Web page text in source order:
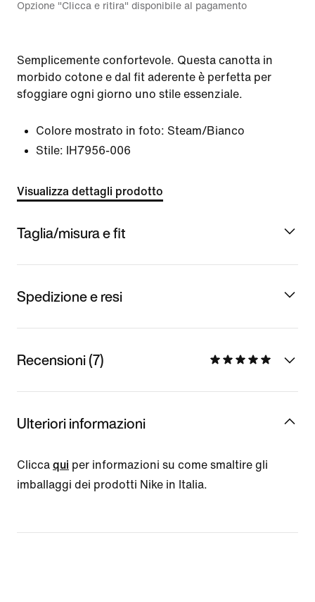
Opzione "Clicca e ritira" disponibile al pagamento
Semplicemente confortevole. Questa canotta in
morbido cotone e dal fit aderente è perfetta per
sfoggiare ogni giorno uno stile essenziale.
Colore mostrato in foto: Steam/Bianco
Stile:
IH7956-006
Visualizza dettagli prodotto
Taglia/misura e fit
Spedizione e resi
Recensioni (7)
Ulteriori informazioni
Clicca qui per informazioni su come smaltire gli
imballaggi dei prodotti Nike in Italia.